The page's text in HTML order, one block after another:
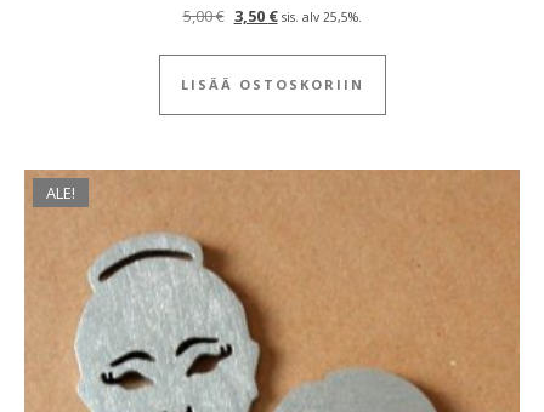
5,00€ Alkuperäinen hinta oli: 5,00 €.
3,50 €Nykyinen hinta on: 3,50 €.
sis. alv 25,5%.
LISÄÄ OSTOSKORIIN
ALE!